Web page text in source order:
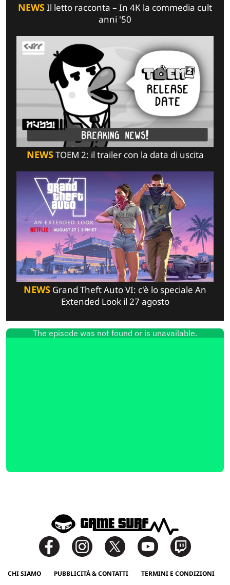
NEWSIl letto racconta – In 4K la commedia cult
anni '50
NEWSTOEM 2: il trailer con la data di uscita
NEWS Grand Theft Auto VI: c'è lo speciale An
Extended Look il 27 agosto
CHI SIAMO PUBBLICITÀ & CONTATTI TERMINI E CONDIZIONI